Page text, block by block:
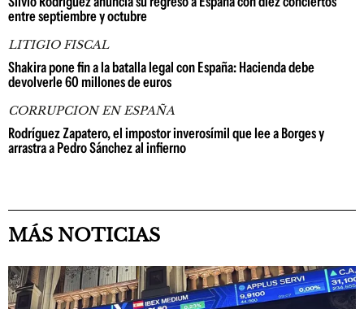
entre septiembre y octubre
LITIGIO FISCAL
Shakira pone fin a la batalla legal con España: Hacienda debe
devolverle 60 millones de euros
CORRUPCION EN ESPAÑA
Rodríguez Zapatero, el impostor inverosímil que lee a Borges y
arrastra a Pedro Sánchez al infierno
MÁS NOTICIAS